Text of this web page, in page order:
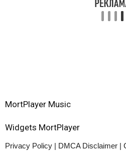
MortPlayer Music
Widgets MortPlayer
Privacy Policy | DMCA Disclaimer |